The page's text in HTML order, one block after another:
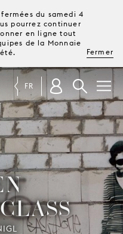
du samedi 4
pourrez continuer
en ligne tout
de la Monnaie
Fermer
TICKETS &
FR